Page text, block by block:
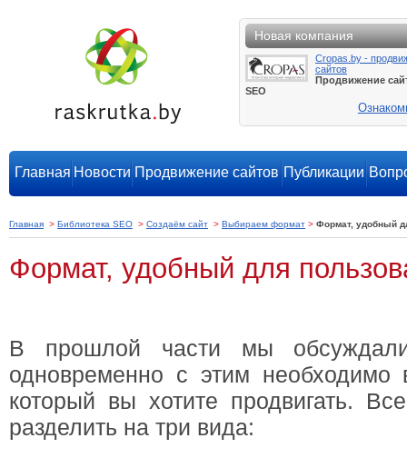
Новая компания
Cropas.by -
сайтов
Продвижение
SEO
Главная Новости Продвижение сайтов Публикации
Главная > Библиотека SEO > Создаём сайт > Выбираем формат > Формат, удобный
Формат, удобный для
В прошлой части мы
одновременно с этим необходимо
который вы хотите продвигать.
разделить на три вида: